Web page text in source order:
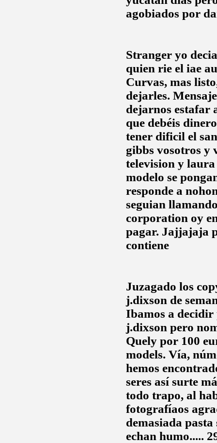
agobiados por
Stranger yo
quien rie el iae
Curvas, mas
dejarles.
dejarnos estafar
que debéis
tener dificil el
gibbs vosotros y
television y
modelo se
responde a
seguian
corporation oy
pagar. Jajjajaja
contiene
Juzagado los
j.dixson de
Ibamos a
j.dixson pero
Quely por 100
models. Vía,
hemos
seres así surte
todo trapo, al
fotografíaos
demasiada
echan humo.....